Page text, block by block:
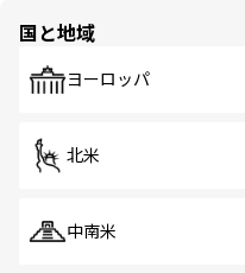
で、ホーカーズは
国と地域
ヨーロッパ
北米
中南米